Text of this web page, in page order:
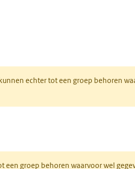
echter tot een groep behoren
een groep behoren waarvoor wel